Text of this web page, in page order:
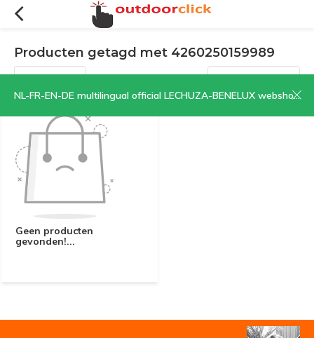
NL-FR-EN-DE multilingual official LECHUZA-BENELUX webshop | CLICK HERE NOW!
Producten getagd met 4260250159989
Filters Sorteren op:
Geen producten
gevonden!...